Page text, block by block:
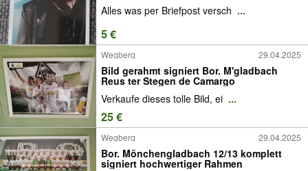
Alles was per Briefpost versch ...
5 €
Wegberg 29.04.2025
Bild gerahmt signiert Bor. M'gladbach
Reus ter Stegen de Camargo
Verkaufe dieses tolle Bild, ei ...
25 €
Wegberg 29.04.2025
Bor. Mönchengladbach 12/13 komplett
signiert hochwertiger Rahmen